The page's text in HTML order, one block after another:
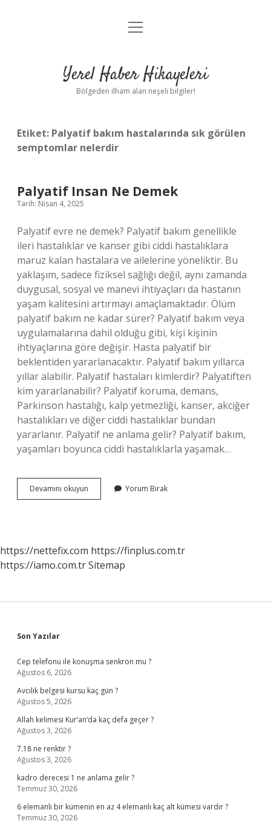
Anasayfa
Yasal Uyarı
menüyü
Yerel Haber Hikayeleri
Bölgeden ilham alan neşeli bilgiler!
Etiket: Palyatif bakım hastalarında sık görülen
semptomlar nelerdir
Palyatif Insan Ne Demek
Tarih: Nisan 4, 2025
Palyatif evre ne demek? Palyatif bakım genellikle
ileri hastalıklar ve kanser gibi ciddi hastalıklara
maruz kalan hastalara ve ailelerine yöneliktir. Bu
yaklaşım, sadece fiziksel sağlığı değil, aynı zamanda
duygusal, sosyal ve manevi ihtiyaçları da hastanın
yaşam kalitesini artırmayı amaçlamaktadır. Ölüm
palyatif bakım ne kadar sürer? Palyatif bakım veya
uygulamalarına dahil olduğu gibi, kişi kişinin
ihtiyaçlarına göre değişir. Hasta palyatif bir
beklentiden yararlanacaktır. Palyatif bakım yıllarca
yıllar alabilir. Palyatif hastaları kimlerdir? Palyatiften
kim yararlanabilir? Palyatif koruma, demans,
Parkinson hastalığı, kalp yetmezliği, kanser, akciğer
hastalıkları ve diğer ciddi hastalıklar bundan
yararlanır. Palyatif ne anlama gelir? Palyatif bakım,
yaşamları boyunca ciddi hastalıklarla yaşamak…
Devamını okuyun
Insan
Yorum Bırak
https://nettefix.com https://finplus.com.tr
https://iamo.com.trSitemap
Sidebar
Son Yazılar
Cep telefonu ile konuşma senkron mu ?
Ağustos 6, 2026
Avcılık belgesi kursu kaç gün ?
Ağustos 5, 2026
Allah kelimesi Kur’an’da kaç defa geçer ?
Ağustos 3, 2026
7.18 ne renktir ?
Ağustos 3, 2026
kadro derecesi 1 ne anlama gelir ?
Temmuz 30, 2026
6 elemanlı bir kümenin en az 4 elemanlı kaç alt kümesi vardır ?
Temmuz 30, 2026